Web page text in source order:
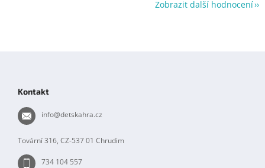
Zobrazit další hodnocení
Kontakt
info@detskahra.cz
Tovární 316, CZ-537 01 Chrudim
734 104 557